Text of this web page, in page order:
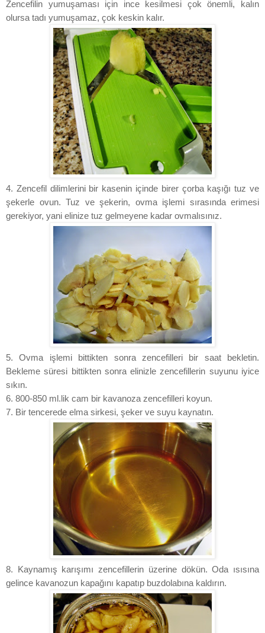
Zencefilin yumuşaması için ince kesilmesi çok önemli, kalın
olursa tadı yumuşamaz, çok keskin kalır.
4. Zencefil dilimlerini bir kasenin içinde birer çorba kaşığı tuz ve
şekerle ovun. Tuz ve şekerin, ovma işlemi sırasında erimesi
gerekiyor, yani elinize tuz gelmeyene kadar ovmalısınız.
5. Ovma işlemi bittikten sonra zencefilleri bir saat bekletin.
Bekleme süresi bittikten sonra elinizle zencefillerin suyunu iyice
sıkın.
6. 800-850 ml.lik cam bir kavanoza zencefilleri koyun.
7. Bir tencerede elma sirkesi, şeker ve suyu kaynatın.
8. Kaynamış karışımı zencefillerin üzerine dökün. Oda ısısına
gelince kavanozun kapağını kapatıp buzdolabına kaldırın.